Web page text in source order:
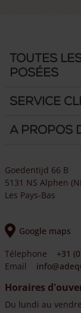
Toutes
posées
Service
A propos
Goedentijd 66 B
5131 NS Alphen
Les Pays-Bas
Google maps
Télephone
+31
Email
Horaires
Du lundi au